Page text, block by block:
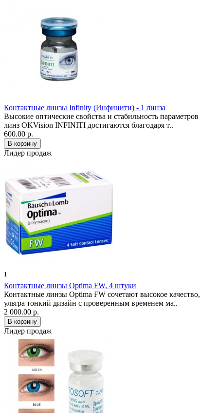
Контактные линзы Infinity (Инфинити) - 1 линза
Высокие оптические свойства и стабильность параметров
линз OKVision INFINITI достигаются благодаря т..
600.00 р.
Лидер продаж
1
Контактные линзы Optima FW, 4 штуки
Контактные линзы Optima FW сочетают высокое качество,
ультра тонкий дизайн с проверенным временем ма..
2 000.00 р.
Лидер продаж